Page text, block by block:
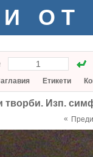
ОТ
Етикети
Изп.
«